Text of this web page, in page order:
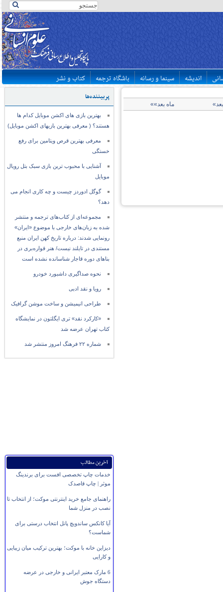
اندیشه سینما و رسانه باشگاه ترجمه کتاب و نشر
پربیننده‌ها
بهترین بازی های اکشن موبایل کدام ها
هستند؟ ( معرفی بهترین بازیهای اکشن موبایل)
معرفی بهترین قرص ویتامین برای رفع
خستگی
آشنایی با محبوب ترین بازی سبک بتل رویال
موبایل
گوگل ادوردز چیست و چه کاری انجام می
دهد؟
مجموعه‌ای از کتاب‌های ترجمه و منتشر
شده به زبان‌های خارجی با موضوع «ایران»
رونمایی شدند: درباره تاریخ کهن ایران منبع
مستندی در تایلند نیست/ هنر قواره‌بری در
بناهای دوره قاجار شناسانده نشده است
نحوه صداگیری داشبورد خودرو
رویا و نقد ادبی
طراحی انیمیشن و ساخت موشن گرافیک
«کارکرد نقد» تری ایگلتون در نمایشگاه
کتاب تهران عرضه شد
شماره ۲۲ فرهنگ امروز منتشر شد
آخرین مطالب
خدمات چاپ تخصصی افست برای برندینگ
موثر | چاپ قاصدک
راهنمای جامع خرید اینترنتی موکت؛ از انتخاب تا
نصب در منزل شما
آیا کانکس ساندویچ پانل انتخاب درستی برای
شماست؟
دیزاین خانه با موکت؛ بهترین ترکیب میان زیبایی
و کارایی
6 مارک معتبر ایرانی و خارجی در عرضه
دستگاه جوش
ماه بعد»»